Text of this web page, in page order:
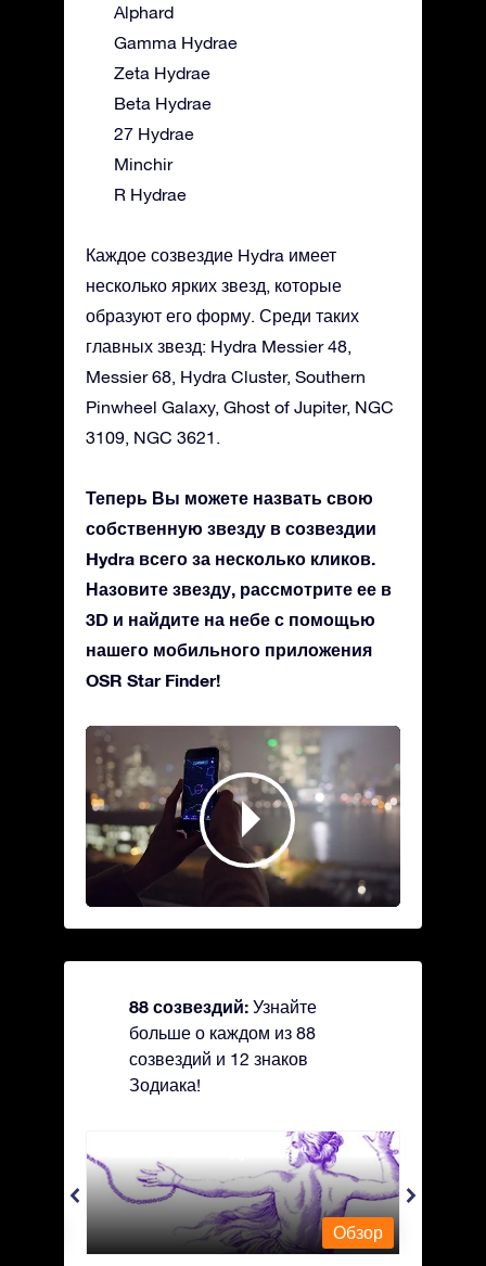
Alphard
Gamma Hydrae
Zeta Hydrae
Beta Hydrae
27 Hydrae
Minchir
R Hydrae
Каждое созвездие Hydra имеет
несколько ярких звезд, которые
образуют его форму. Среди таких
главных звезд: Hydra Messier 48,
Messier 68, Hydra Cluster, Southern
Pinwheel Galaxy, Ghost of Jupiter, NGC
3109, NGC 3621.
Теперь Вы можете назвать свою
собственную звезду в созвездии
Hydra всего за несколько кликов.
Назовите звезду, рассмотрите ее в
3D и найдите на небе с помощью
нашего мобильного приложения
OSR Star Finder!
88 созвездий: Узнайте
больше о каждом из 88
созвездий и 12 знаков
Зодиака!
Andromeda - Андромеда
Обзор